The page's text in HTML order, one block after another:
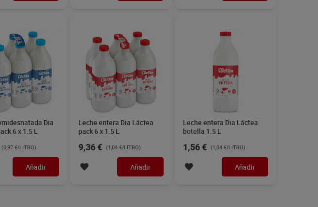
Dia
6 x 1.5 L
(0,97 €/LITRO)
Añadir
Leche entera Dia Láctea
pack 6 x 1.5 L
9,36 € (1,04 €/LITRO)
Añadir
Leche entera Dia Láctea
botella 1.5 L
1,56 € (1,04 €/LITRO)
Añadir